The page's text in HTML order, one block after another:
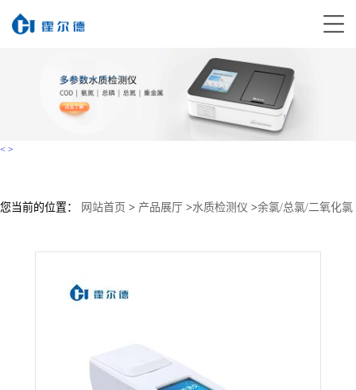
< >
您当前的位置： 网站首页 > 产品展厅 >水质检测仪 >余氯/总氯/二氧化氯